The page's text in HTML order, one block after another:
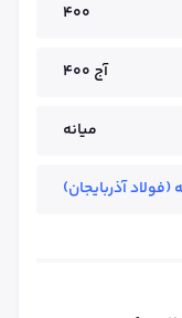
400
آج ۴۰۰
میانه
(فولاد آذربایجان)